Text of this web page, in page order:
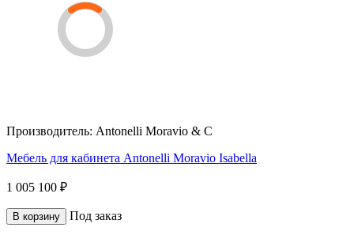
Производитель: Antonelli Moravio & C
Мебель для кабинета Antonelli Moravio Isabella
1 005 100 ₽
В корзину Под заказ